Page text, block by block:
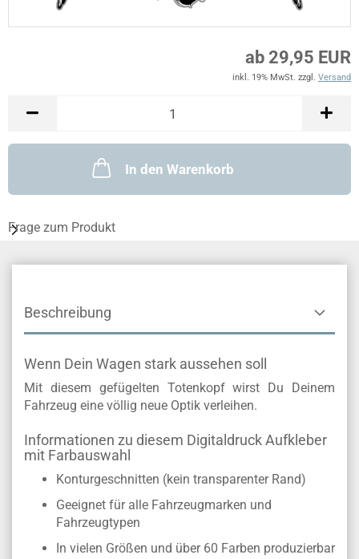
ab 29,95 EUR
inkl. 19% MwSt. zzgl. Versand
In den Warenkorb
Frage zum Produkt
Beschreibung
Wenn Dein Wagen stark aussehen soll
Mit diesem gefügelten Totenkopf wirst Du Deinem
Fahrzeug eine völlig neue Optik verleihen.
Informationen zu diesem Digitaldruck Aufkleber
mit Farbauswahl
Konturgeschnitten (kein transparenter Rand)
Geeignet für alle Fahrzeugmarken und
Fahrzeugtypen
In vielen Größen und über 60 Farben produzierbar